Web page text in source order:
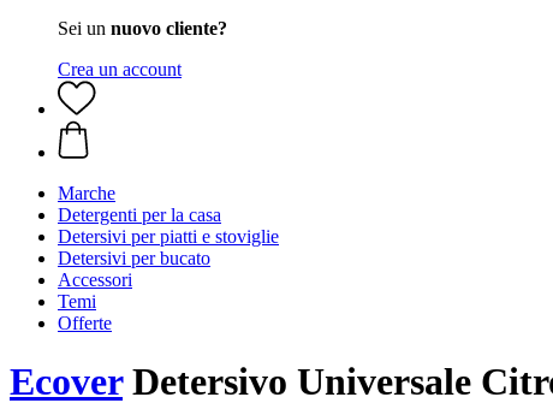
Sei un nuovo cliente?
Crea un account
Marche
Detergenti per la casa
Detersivi per piatti e stoviglie
Detersivi per bucato
Accessori
Temi
Offerte
EcoverDetersivo Universale